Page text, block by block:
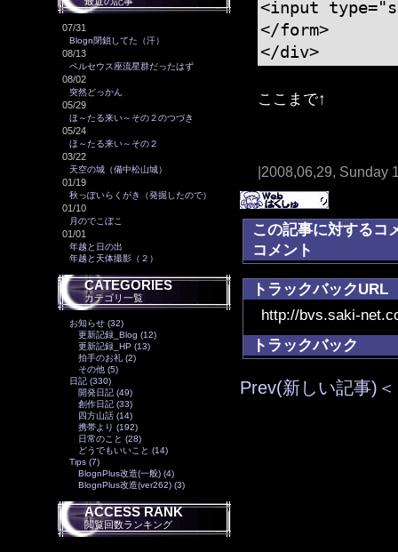
07/31
Blogn閉鎖してた（汗）
08/13
ペルセウス座流星群だったはず
08/02
突然どっかん
05/29
ほ～たる来い～その２のつづき
05/24
ほ～たる来い～その２
03/22
天空の城（備中松山城）
01/19
秋っぽいらくがき（発掘したので）
01/10
月のでこぼこ
01/01
年越と日の出
年越と天体撮影（２）
CATEGORIES
カテゴリ一覧
お知らせ (32)
更新記録_Blog (12)
更新記録_HP (13)
拍手のお礼 (2)
その他 (5)
日記 (330)
開発日記 (49)
創作日記 (33)
四方山話 (14)
携帯より (192)
日常のこと (28)
どうでもいいこと (14)
Tips (7)
BlognPlus改造(一般) (4)
BlognPlus改造(ver262) (3)
ACCESS RANK
閲覧回数ランキング
<input
</form>
</div>
ここまで↑
|2008,06,29, Sunday
この記事に対するコ
コメント
トラックバックURL
http://bvs.saki-
トラックバック
Prev(新しい記事)＜